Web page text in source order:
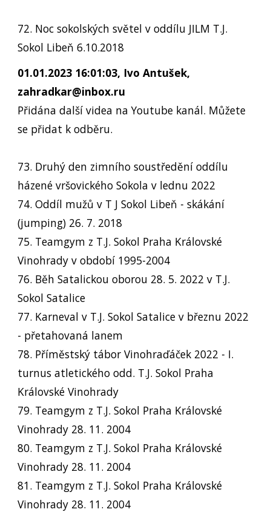
72. Noc sokolských světel v oddílu JILM T.J.
Sokol Libeň 6.10.2018
01.01.2023 16:01:03, Ivo Antušek,
zahradkar@inbox.ru
Přidána další videa na Youtube kanál. Můžete
se přidat k odběru.
73. Druhý den zimního soustředění oddílu
házené vršovického Sokola v lednu 2022
74. Oddíl mužů v T J Sokol Libeň - skákání
(jumping) 26. 7. 2018
75. Teamgym z T.J. Sokol Praha Královské
Vinohrady v období 1995-2004
76. Běh Satalickou oborou 28. 5. 2022 v T.J.
Sokol Satalice
77. Karneval v T.J. Sokol Satalice v březnu 2022
- přetahovaná lanem
78. Příměstský tábor Vinohraďáček 2022 - I.
turnus atletického odd. T.J. Sokol Praha
Královské Vinohrady
79. Teamgym z T.J. Sokol Praha Královské
Vinohrady 28. 11. 2004
80. Teamgym z T.J. Sokol Praha Královské
Vinohrady 28. 11. 2004
81. Teamgym z T.J. Sokol Praha Královské
Vinohrady 28. 11. 2004